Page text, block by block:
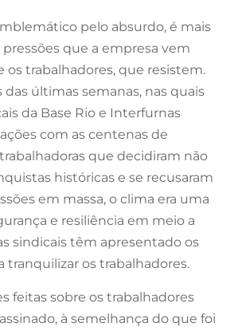
pelo absurdo, é mais
que a empresa vem
os trabalhadores, que resistem.
das últimas semanas, nas quais
da Base Rio e Interfurnas
com as centenas de
que decidiram não
históricas e se recusaram
em massa, o clima era uma
e resiliência em meio a
sindicais têm apresentado os
tranquilizar os trabalhadores.
feitas sobre os trabalhadores
à semelhança do que foi